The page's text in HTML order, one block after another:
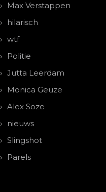
Max Verstappen
hilarisch
wtf
Politie
Jutta Leerdam
Monica Geuze
Alex Soze
nieuws
Slingshot
Parels